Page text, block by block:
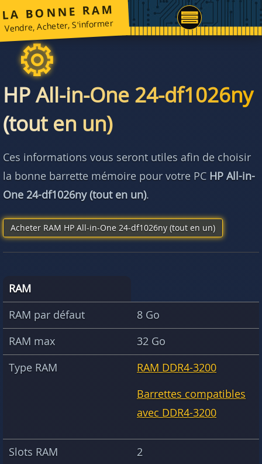
LA BONNE RAM
Vendre, Acheter, S'informer
HP All-in-One 24-df1026ny
(tout en un)
Ces informations vous seront utiles afin de choisir
la bonne barrette mémoire pour votre PC HP All-in-
One 24-df1026ny (tout en un).
Acheter RAM HP All-in-One 24-df1026ny (tout en un)
RAM
RAM par défaut
8 Go
RAM max
32 Go
Type RAM
RAM DDR4-3200
Barrettes compatibles
avec DDR4-3200
Slots RAM 2